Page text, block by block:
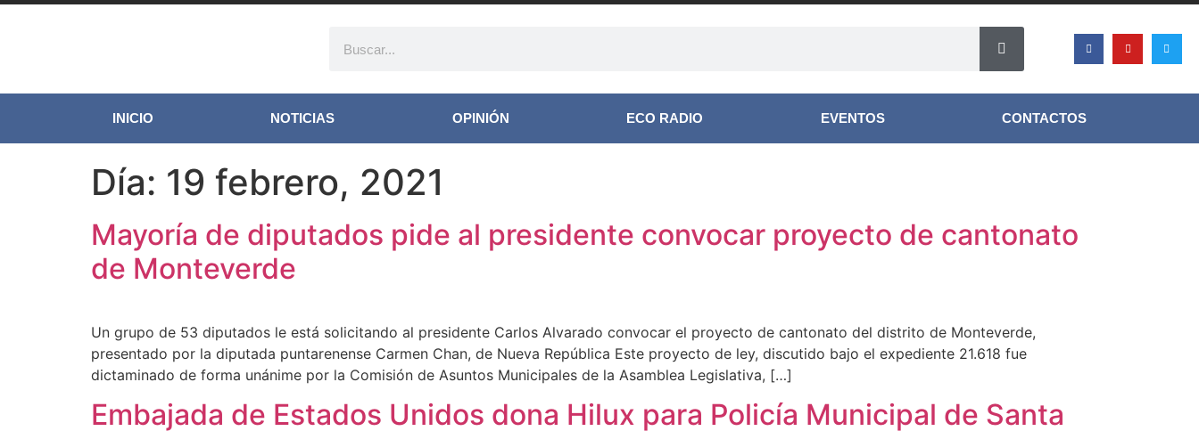
INICIO NOTICIAS OPINIÓN ECO RADIO EVENTOS CONTACTOS
Día: 19 febrero, 2021
Mayoría de diputados pide al presidente convocar proyecto de cantonato
de Monteverde
Un grupo de 53 diputados le está solicitando al presidente Carlos Alvarado convocar el proyecto de cantonato del distrito de Monteverde,
presentado por la diputada puntarenense Carmen Chan, de Nueva República Este proyecto de ley, discutido bajo el expediente 21.618 fue
dictaminado de forma unánime por la Comisión de Asuntos Municipales de la Asamblea Legislativa, […]
Embajada de Estados Unidos dona Hilux para Policía Municipal de Santa